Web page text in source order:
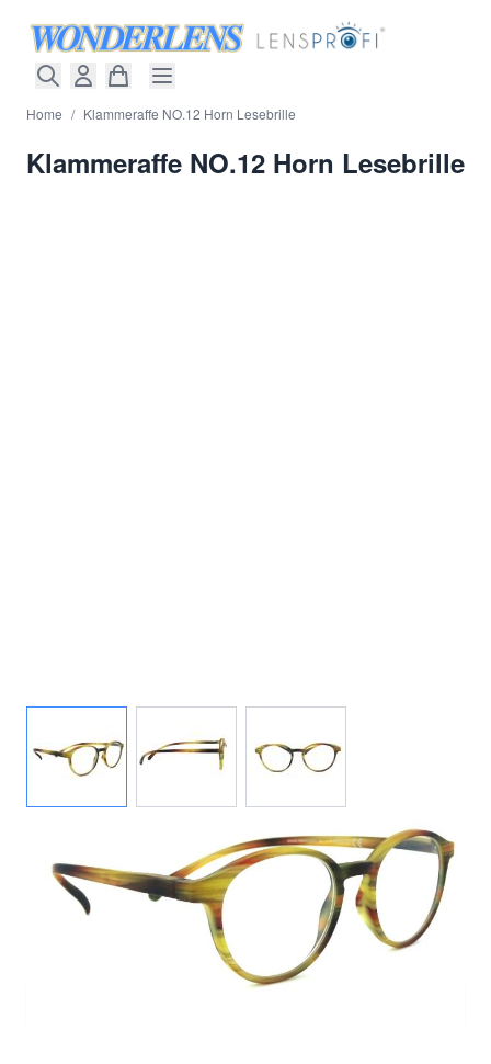
Home / Klammeraffe NO.12 Horn Lesebrille
Klammeraffe NO.12 Horn Lesebrille
Lieferzeit: ca. 2-3 Werktage
Korrektionswerte